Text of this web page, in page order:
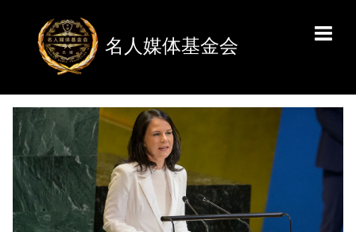
名人媒体基金会